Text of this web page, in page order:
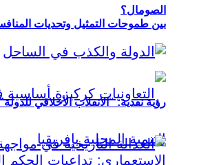
بين طموحات التمثيل وتحديات
الصومال؟
رؤية نقدية: “الانقلاب الأخلاقي